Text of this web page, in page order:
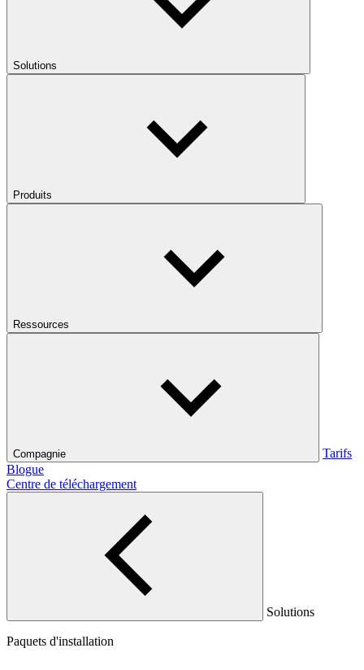
Solutions
Produits
Ressources
Compagnie
Tarifs
Blogue
Centre de téléchargement
Solutions
Paquets d'installation